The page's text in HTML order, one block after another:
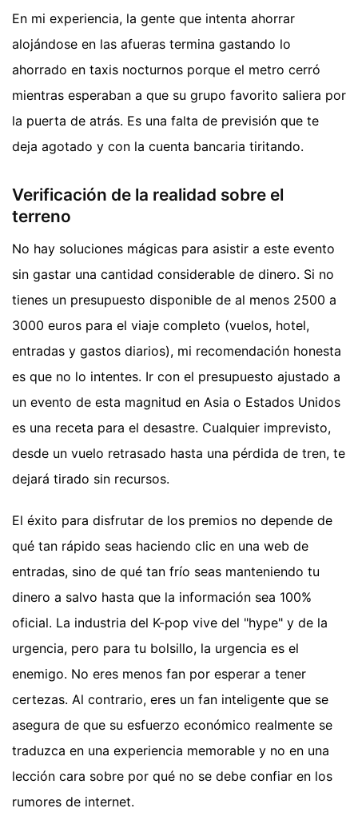
En mi experiencia, la gente que intenta ahorrar
alojándose en las afueras termina gastando lo
ahorrado en taxis nocturnos porque el metro cerró
mientras esperaban a que su grupo favorito saliera por
la puerta de atrás. Es una falta de previsión que te
deja agotado y con la cuenta bancaria tiritando.
Verificación de la realidad sobre el
terreno
No hay soluciones mágicas para asistir a este evento
sin gastar una cantidad considerable de dinero. Si no
tienes un presupuesto disponible de al menos 2500 a
3000 euros para el viaje completo (vuelos, hotel,
entradas y gastos diarios), mi recomendación honesta
es que no lo intentes. Ir con el presupuesto ajustado a
un evento de esta magnitud en Asia o Estados Unidos
es una receta para el desastre. Cualquier imprevisto,
desde un vuelo retrasado hasta una pérdida de tren, te
dejará tirado sin recursos.
El éxito para disfrutar de los premios no depende de
qué tan rápido seas haciendo clic en una web de
entradas, sino de qué tan frío seas manteniendo tu
dinero a salvo hasta que la información sea 100%
oficial. La industria del K-pop vive del "hype" y de la
urgencia, pero para tu bolsillo, la urgencia es el
enemigo. No eres menos fan por esperar a tener
certezas. Al contrario, eres un fan inteligente que se
asegura de que su esfuerzo económico realmente se
traduzca en una experiencia memorable y no en una
lección cara sobre por qué no se debe confiar en los
rumores de internet.